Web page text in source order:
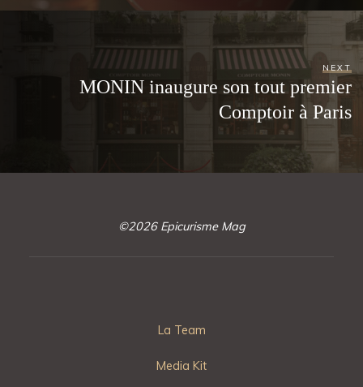
NEXT
MONIN inaugure son tout premier
Comptoir à Paris
©2026 Epicurisme Mag
La Team
Media Kit